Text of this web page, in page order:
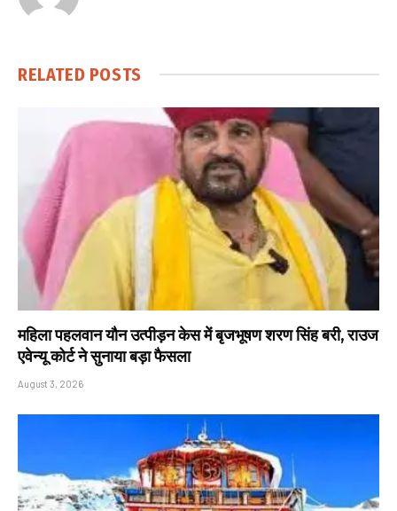
RELATED POSTS
महिला पहलवान यौन उत्पीड़न केस में बृजभूषण शरण सिंह बरी, राउज
एवेन्यू कोर्ट ने सुनाया बड़ा फैसला
August 3, 2026